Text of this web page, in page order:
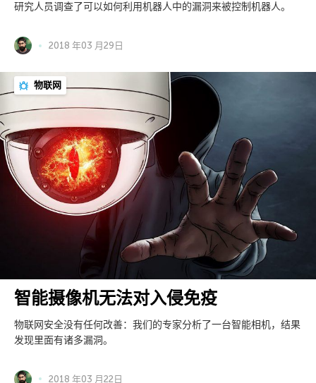
研究人员调查了可以如何利用机器人中的漏洞来被控制机器人。
2018 年03 月29日
物联网
智能摄像机无法对入侵免疫
物联网安全没有任何改善：我们的专家分析了一台智能相机，结果
发现里面有诸多漏洞。
2018 年03 月22日